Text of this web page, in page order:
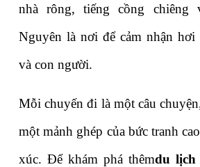
nhà rông, tiếng cồng chiêng
Nguyên là nơi để cảm nhận
và con người.
Mỗi chuyến đi là một câu
một mảnh ghép của bức tranh
xúc. Để khám phá thêmdu lịch